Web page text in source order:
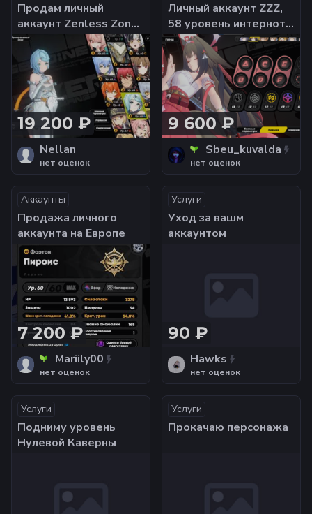
Продам личный
аккаунт Zenless Zone
Zero 58 уровень
интернота. С
перепривязкой на
вашу почту.
19 200 ₽
Nellan
нет оценок
Личный аккаунт ZZZ,
58 уровень интернота.
С перепривязкой на
вашу почту. Полная
передача владения
9 600 ₽
Sbeu_kuvalda
нет оценок
Аккаунты
Продажа личного
аккаунта на Европе
7 200 ₽
Mariily00
нет оценок
Услуги
Уход за вашм
аккаунтом
90 ₽
Hawks
нет оценок
Услуги
Подниму уровень
Нулевой Каверны
Услуги
Прокачаю персонажа